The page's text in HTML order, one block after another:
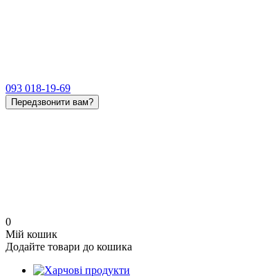
093 018-19-69
Передзвонити вам?
0
Мій кошик
Додайте товари до кошика